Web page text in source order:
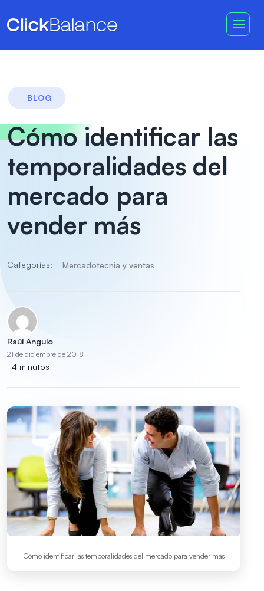
BLOG
Cómo identificar las
temporalidades del
mercado para
vender más
Categorías: Mercadotecnia y ventas
Raúl Angulo
21 de diciembre de 2018
4 minutos
Cómo identificar las temporalidades del mercado para vender más